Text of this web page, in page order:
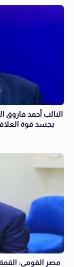
النائب أحمد
يجسد قوة
مصر القومي: